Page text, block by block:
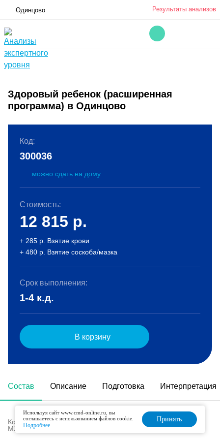
Одинцово Результаты анализов
Здоровый ребенок (расширенная
программа) в Одинцово
Состав Описание Подготовка Интерпретация
Код в номенклатуре медицинских услуг (Приказ
МЗ РФ № 804н от 13.10.2017 г):
B03.047.002
Код:
300036
можно сдать на дому
Стоимость:
12 815 р.
+ 285 р. Взятие крови
+ 480 р. Взятие соскоба/мазка
Срок выполнения:
1-4 к.д.
В корзину
Используя сайт www.cmd-online.ru, вы
соглашаетесь с использованием файлов cookie.
Подробнее
Принять